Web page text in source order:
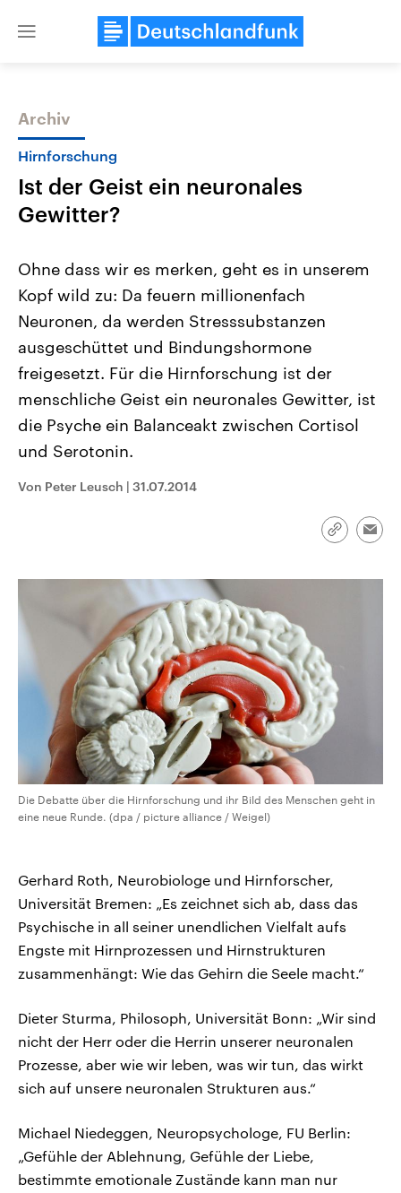
Close
Themen
Landtagswahl Sachsen-Anhalt
2026
Alle Informationen
Sachsen-Anhalt wählt am 6.
September 2026 einen neuen
Landtag. Seit 2021 wird das
Bundesland von einer Koalition aus
Umfragen, Prognosen,
Wahlprogramme, aktuelle Berichte
und Hintergründe zu den Parteien
Wahl.
USA
Aktuelle Beiträge,
Hintergründe
Wirtschaftlich und
gehören die Vereinigten
den mächtigsten Ländern
mit großem Einfluss auf
Sendungen Programm
Archiv
Hirnforschung
Ist der Geist ein neuronales
Gewitter?
Ohne dass wir es merken, geht es in unserem
Kopf wild zu: Da feuern millionenfach
Neuronen, da werden Stresssubstanzen
ausgeschüttet und Bindungshormone
freigesetzt. Für die Hirnforschung ist der
menschliche Geist ein neuronales Gewitter, ist
die Psyche ein Balanceakt zwischen Cortisol
und Serotonin.
Von Peter Leusch | 31.07.2014
Link
Die Debatte über die Hirnforschung und ihr Bild des Menschen geht in
eine neue Runde. (dpa / picture alliance / Weigel)
Gerhard Roth, Neurobiologe und Hirnforscher,
Universität Bremen: „Es zeichnet sich ab, dass das
Psychische in all seiner unendlichen Vielfalt aufs
Engste mit Hirnprozessen und Hirnstrukturen
zusammenhängt: Wie das Gehirn die Seele macht.“
Dieter Sturma, Philosoph, Universität Bonn: „Wir sind
nicht der Herr oder die Herrin unserer neuronalen
Prozesse, aber wie wir leben, was wir tun, das wirkt
sich auf unsere neuronalen Strukturen aus.“
Michael Niedeggen, Neuropsychologe, FU Berlin:
„Gefühle der Ablehnung, Gefühle der Liebe,
bestimmte emotionale Zustände kann man nur